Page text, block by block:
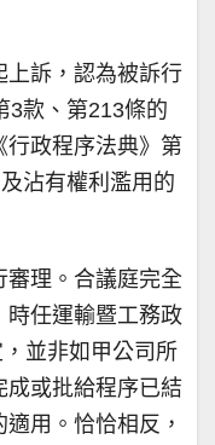
上訴，認為被訴行
3款、第213條的
政程序法典》第
沾有權利濫用的
審理。合議庭完全
時任運輸暨工務政
並非如甲公司所
或批給程序已結
用。恰恰相反，